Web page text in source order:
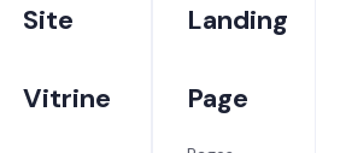
Site
Vitrine
Landing
Page